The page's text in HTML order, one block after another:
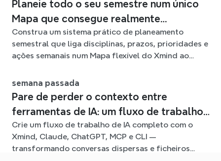
Planeie todo o seu semestre num único
Mapa que consegue realmente
acompanhar
Construa um sistema prático de planeamento
semestral que liga disciplinas, prazos, prioridades e
ações semanais num Mapa flexível do Xmind ao
semana passada
Pare de perder o contexto entre
ferramentas de IA: um fluxo de trabalho
ligado com o Xmind
Crie um fluxo de trabalho de IA completo com o
Xmind, Claude, ChatGPT, MCP e CLI —
transformando conversas dispersas e ficheiros